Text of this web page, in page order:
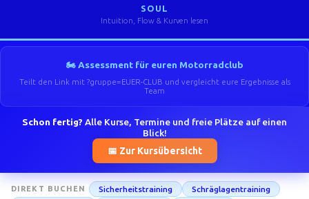
SOUL
Intuition, Flow & Kurven lesen
🏍️ Assessment für euren Motorradclub
Teilt den Link mit ?gruppe=EUER-CLUB und vergleicht eure Ergebnisse als
Team
Schon fertig? Alle Kurse, Termine und freie Plätze auf einen
Blick!
📅 Zur Kursübersicht
DIREKT BUCHEN Sicherheitstraining
Schräglagentraining